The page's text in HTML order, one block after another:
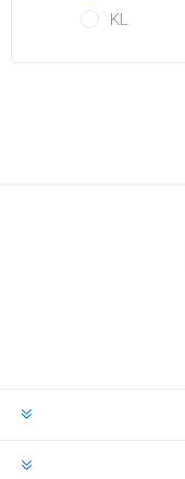
KL